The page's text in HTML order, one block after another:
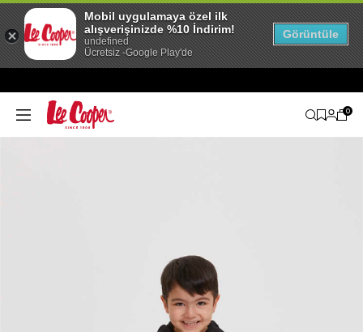
0
Mobil uygulamaya özel ilk
alışverişinizde %10 İndirim!
undefined
Ücretsiz -Google Play'de
Görüntüle